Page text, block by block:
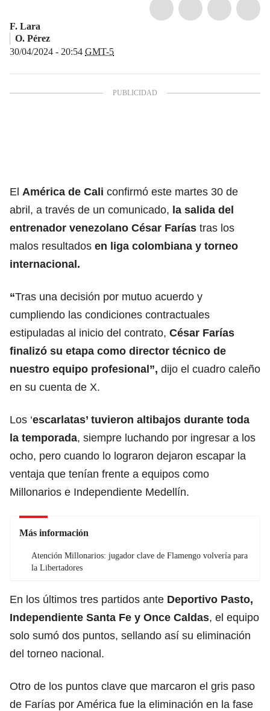
F. Lara
O. Pérez
30/04/2024 - 20:54 GMT-5
El América de Cali confirmó este martes 30 de
abril, a través de un comunicado, la salida del
entrenador venezolano César Farías tras los
malos resultados en liga colombiana y torneo
internacional.
“Tras una decisión por mutuo acuerdo y
cumpliendo las condiciones contractuales
estipuladas al inicio del contrato, César Farías
finalizó su etapa como director técnico de
nuestro equipo profesional”, dijo el cuadro caleño
en su cuenta de X.
Los ‘escarlatas’ tuvieron altibajos durante toda
la temporada, siempre luchando por ingresar a los
ocho, pero cuando lo lograron dejaron escapar la
ventaja que tenían frente a equipos como
Millonarios e Independiente Medellín.
Más información
Atención Millonarios: jugador clave de Flamengo volvería para
la Libertadores
En los últimos tres partidos ante Deportivo Pasto,
Independiente Santa Fe y Once Caldas, el equipo
solo sumó dos puntos, sellando así su eliminación
del torneo nacional.
Otro de los puntos clave que marcaron el gris paso
de Farías por América fue la eliminación en la fase